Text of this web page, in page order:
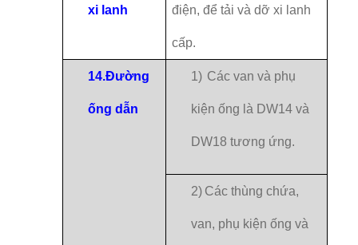
xi lanh điện, để tải và dỡ xi lanh
cấp.
14.Đường
ống dẫn
1) Các van và phụ
kiện ống là DW14 và
DW18 tương ứng.
2) Các thùng chứa,
van, phụ kiện ống và